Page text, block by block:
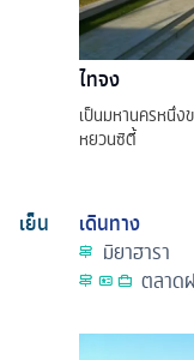
ไทจง
เป็นมหานครหนึ่
หยวนซิตี้
เย็น
เดินทาง
มิยาฮารา
ตลาด